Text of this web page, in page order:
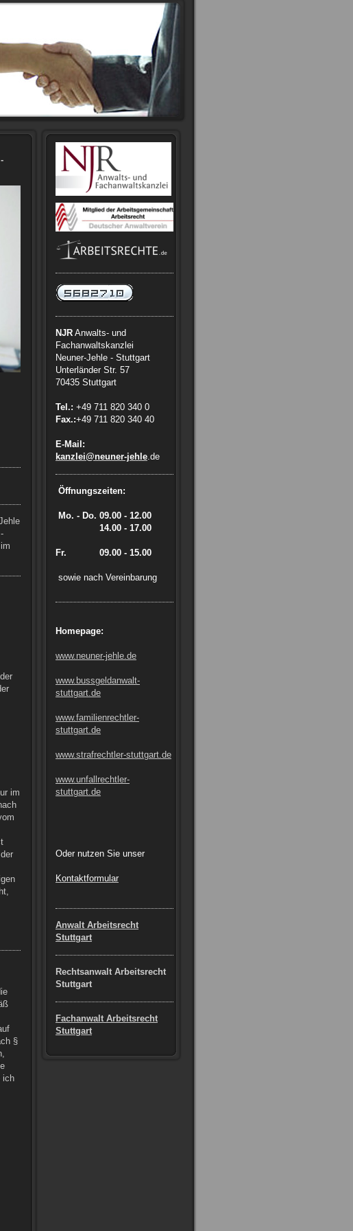
im
§
ich
NJR Anwalts- und
Fachanwaltskanzlei
Neuner-Jehle - Stuttgart
Unterländer Str. 57
70435 Stuttgart
Tel.: +49 711 820 340 0
Fax.:+49 711 820 340 40
E-Mail:
kanzlei@neuner-jehle.de
Öffnungszeiten:
Mo. - Do. 09.00 - 12.00
14.00 - 17.00
Fr. 09.00 - 15.00
sowie nach Vereinbarung
Homepage:
www.neuner-jehle.de
www.bussgeldanwalt-
stuttgart.de
www.familienrechtler-
stuttgart.de
www.strafrechtler-stuttgart.de
www.unfallrechtler-
stuttgart.de
Oder nutzen Sie unser
Kontaktformular
Anwalt Arbeitsrecht
Stuttgart
Rechtsanwalt Arbeitsrecht
Stuttgart
Fachanwalt Arbeitsrecht
Stuttgart